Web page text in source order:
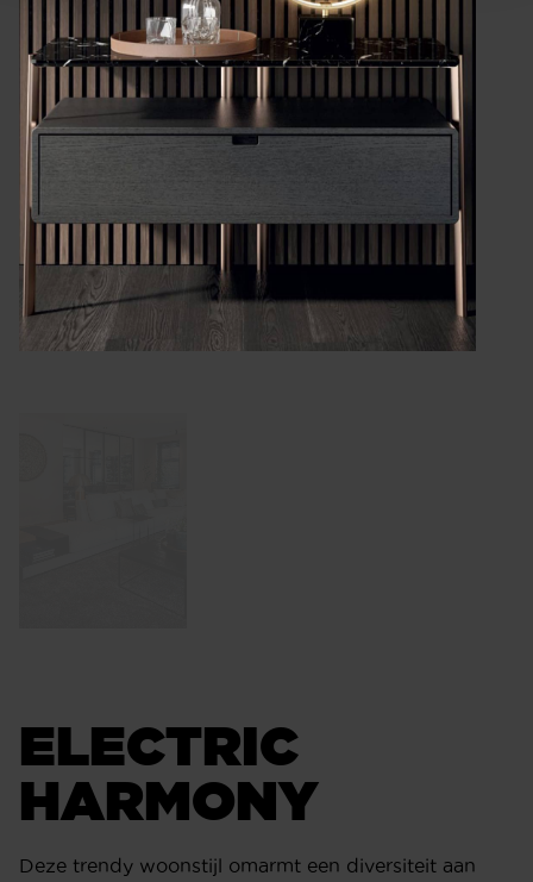
www.meijswonen.com
ELECTRIC
HARMONY
Deze trendy woonstijl omarmt een diversiteit aan